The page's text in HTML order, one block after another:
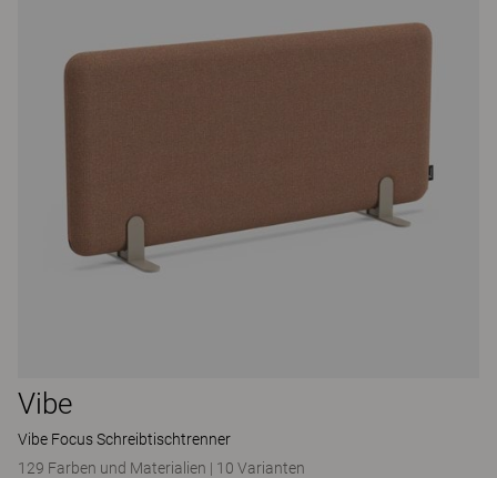
Vibe
Vibe Focus Schreibtischtrenner
129 Farben und Materialien | 10 Varianten